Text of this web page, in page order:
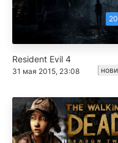
Resident Evil 4
31 мая 2015, 23:08